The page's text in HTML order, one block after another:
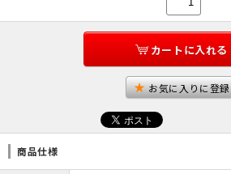
カートに入れる
お気に入りに登録
商品仕様